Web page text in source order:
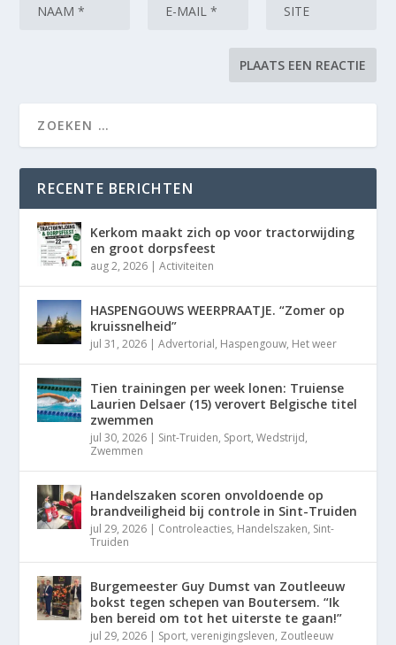
RECENTE BERICHTEN
Kerkom maakt zich op voor tractorwijding
en groot dorpsfeest
aug 2, 2026 |Activiteiten
HASPENGOUWS WEERPRAATJE. “Zomer op
kruissnelheid”
jul 31, 2026 |Advertorial, Haspengouw, Het weer
Tien trainingen per week lonen: Truiense
Laurien Delsaer (15) verovert Belgische titel
zwemmen
jul 30, 2026 | Sint-Truiden, Sport,Wedstrijd,
Zwemmen
Handelszaken scoren onvoldoende op
brandveiligheid bij controle in Sint-Truiden
jul 29, 2026 | Controleacties, Handelszaken, Sint-
Truiden
Burgemeester Guy Dumst van Zoutleeuw
bokst tegen schepen van Boutersem. “Ik
ben bereid om tot het uiterste te gaan!”
jul 29, 2026 | Sport,verenigingsleven, Zoutleeuw